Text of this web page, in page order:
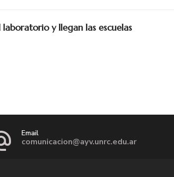
y llegan las escuelas
Email
comunicacion@ayv.unrc.edu.ar